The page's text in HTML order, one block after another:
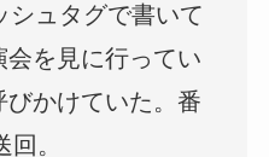
シュタグで書いて
を見に行ってい
かけていた。番
。